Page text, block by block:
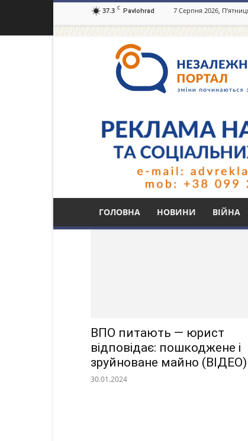
37.3 C Pavlohrad 7 Серпня 2026,
портал
ГОЛОВНА НОВИНИ ВІЙНА
Тег: м. Бахмут
ВПО питають — юрист
відповідає: пошкоджене і
зруйноване майно (ВІДЕО)
30.01.2024